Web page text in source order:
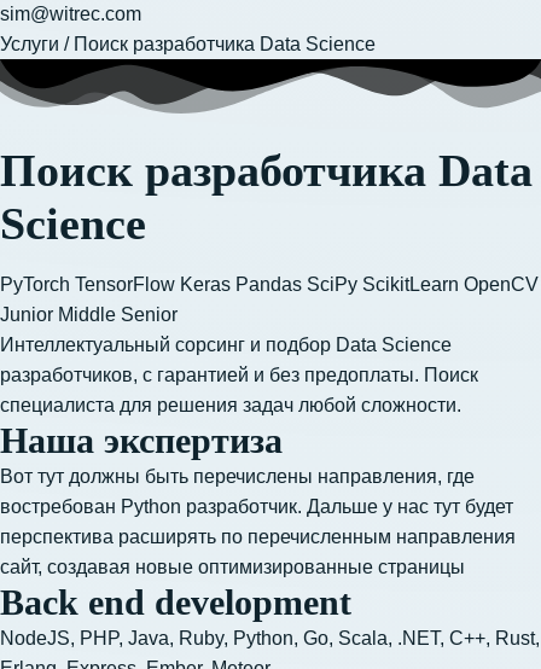
sim@witrec.com
Услуги / Поиск разработчика Data Science
Поиск разработчика Data
Science
PyTorch TensorFlow Keras Pandas SciPy ScikitLearn OpenCV
Junior Middle Senior
Интеллектуальный сорсинг и подбор Data Science
разработчиков, с гарантией и без предоплаты. Поиск
специалиста для решения задач любой сложности.
Наша экспертиза​
Вот тут должны быть перечислены направления, где
востребован Python разработчик. Дальше у нас тут будет
перспектива расширять по перечисленным направления
сайт, создавая новые оптимизированные страницы
Back end development
NodeJS, PHP, Java, Ruby, Python, Go, Scala, .NET, C++, Rust,